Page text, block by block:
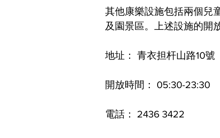
其他康樂設施包括兩個兒
及園景區。上述設施的開
地址： 青衣担杆山路10號
開放時間： 05:30-23:30
電話： 2436 3422